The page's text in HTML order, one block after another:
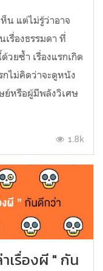
น แต่ไม่รู้ว่าอาจ
รื่องธรรมดา ที่
ยซ้ำ เรื่องแรกเกิด
ไม่คิดว่าจะดูหนัง
ย์หรือผู้มีพลังวิเศษ
1.8k
เรื่องผี " กัน